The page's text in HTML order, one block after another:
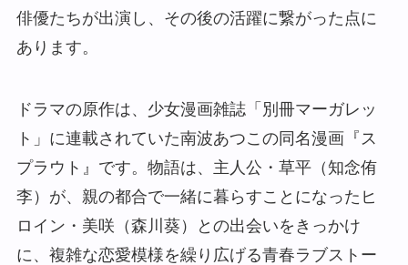
俳優たちが出演し、その後の活躍に繋がった点に
あります。
ドラマの原作は、少女漫画雑誌「別冊マーガレッ
ト」に連載されていた南波あつこの同名漫画『ス
プラウト』です。物語は、主人公・草平（知念侑
李）が、親の都合で一緒に暮らすことになったヒ
ロイン・美咲（森川葵）との出会いをきっかけ
に、複雑な恋愛模様を繰り広げる青春ラブストー